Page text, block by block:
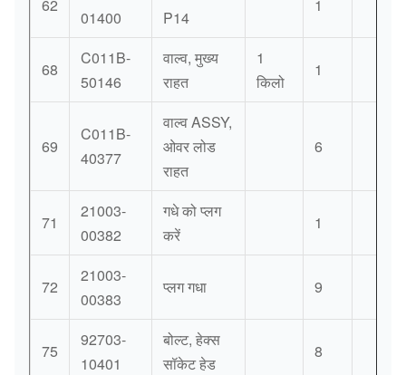
62
01400
P14
1
68
C011B-
50146
वाल्व, मुख्य
राहत
1
किलो
1
69
C011B-
40377
वाल्व ASSY,
ओवर लोड
राहत
6
71
21003-
00382
गधे को प्लग
करें
1
72
21003-
00383
प्लग गधा 9
75
92703-
10401
बोल्ट, हेक्स
सॉकेट हेड
8